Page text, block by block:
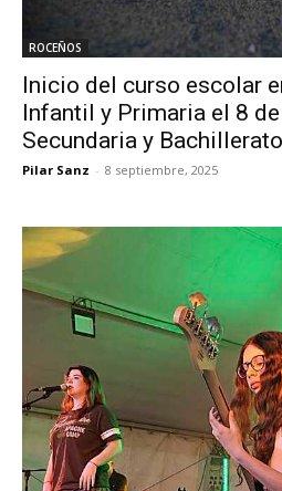
ROCEÑOS
Inicio del curso escolar
Infantil y Primaria el 8
Secundaria y
Pilar Sanz - 8 septiembre, 2025